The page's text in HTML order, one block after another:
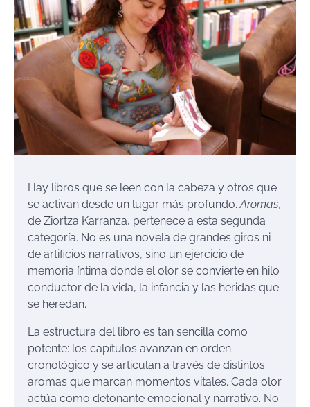
Hay libros que se leen con la cabeza y otros que
se activan desde un lugar más profundo.Aromas,
de Ziortza Karranza, pertenece a esta segunda
categoría. No es una novela de grandes giros ni
de artificios narrativos, sino un ejercicio de
memoria íntima donde el olor se convierte en hilo
conductor de la vida, la infancia y las heridas que
se heredan.
La estructura del libro es tan sencilla como
potente: los capítulos avanzan en orden
cronológico y se articulan a través de distintos
aromas que marcan momentos vitales. Cada olor
actúa como detonante emocional y narrativo. No